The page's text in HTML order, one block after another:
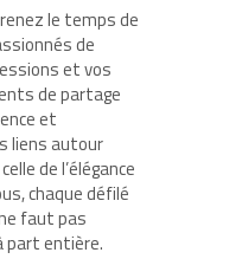
le temps de
de
et vos
de partage
et
liens autour
de l’élégance
chaque défilé
faut pas
part entière.